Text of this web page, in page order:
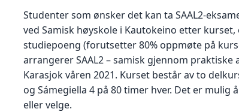
Studenter som ønsker det kan ta SAAL2-
ved Samisk høyskole i Kautokeino etter
studiepoeng (forutsetter 80% oppmøte på
arrangerer SAAL2 – samisk gjennom praktiske
Karasjok våren 2021. Kurset består av to
og Sámegiella 4 på 80 timer hver. Det er mulig
eller velge.